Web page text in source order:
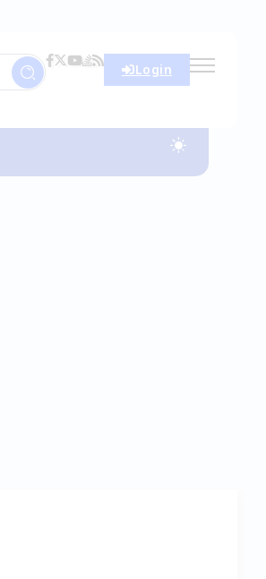
Login